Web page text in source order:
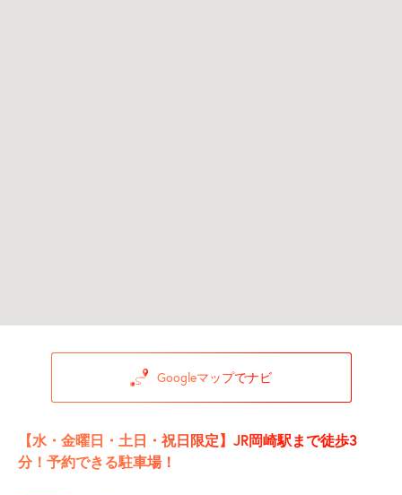
Googleマップでナビ
【水・金曜日・土日・祝日限定】JR岡崎駅まで徒歩3
分！予約できる駐車場！